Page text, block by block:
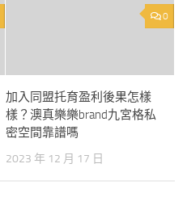
0
加入同盟托育盈利後果怎樣
樣？澳真樂樂brand九宮格私
密空間靠譜嗎
2023 年 12 月 17 日